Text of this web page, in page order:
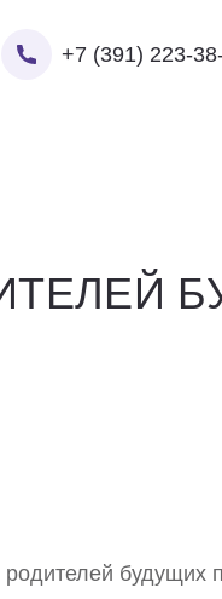
+7 (391) 223-
будущих